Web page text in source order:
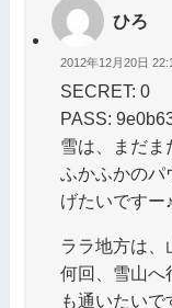
ひろ
2012年12月20日
SECRET: 0
PASS:
雪は、まだま
ふかふかのパ
げたいですー♪
ララ地方は、
何回、雪山へ
も通いたいで